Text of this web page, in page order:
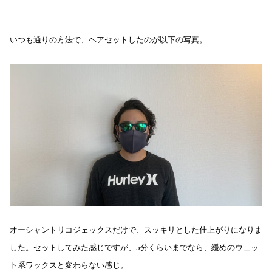
いつも通りの方法で、ヘアセットしたのが以下の写真。
オーシャントリコジェックスだけで、スッキリとした仕上がりになりま
した。セットしてみた感じですが、5分くらいまでなら、緩めのウェッ
ト系ワックスと変わらない感じ。